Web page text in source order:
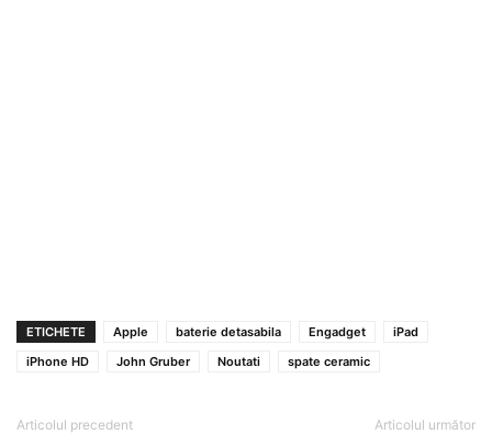
ETICHETE Apple baterie detasabila Engadget
iPad
iPhone HD
John Gruber Noutati spate ceramic
Articolul precedent Articolul următor